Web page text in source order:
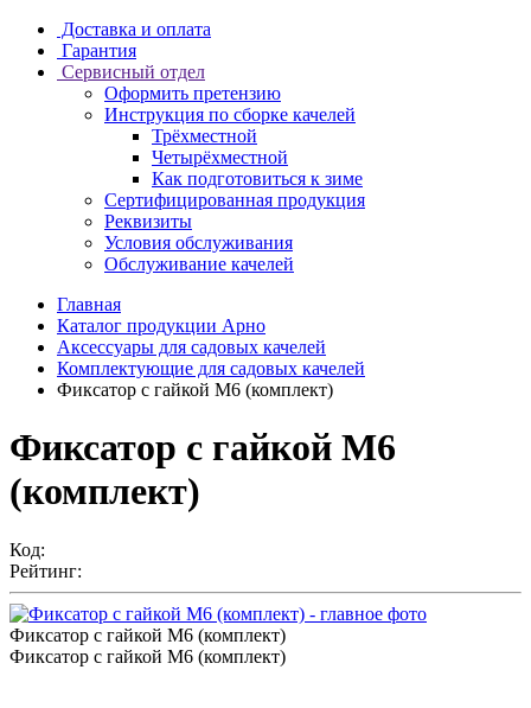
Доставка и оплата
Гарантия
Сервисный отдел
Оформить претензию
Инструкция по сборке качелей
Трёхместной
Четырёхместной
Как подготовиться к зиме
Сертифицированная продукция
Реквизиты
Условия обслуживания
Обслуживание качелей
Главная
Каталог продукции Арно
Аксессуары для садовых качелей
Комплектующие для садовых качелей
Фиксатор с гайкой М6 (комплект)
Фиксатор с гайкой М6
(комплект)
Код:
Рейтинг:
Фиксатор с гайкой М6 (комплект)
Фиксатор с гайкой М6 (комплект)